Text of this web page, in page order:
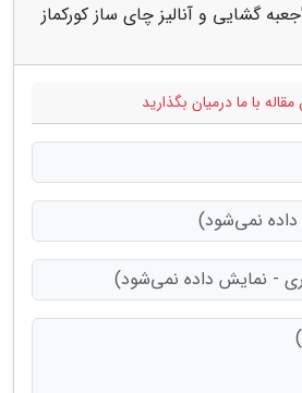
گشایی و آنالیز چای ساز کورکماز
با ما درمیان بگذارید